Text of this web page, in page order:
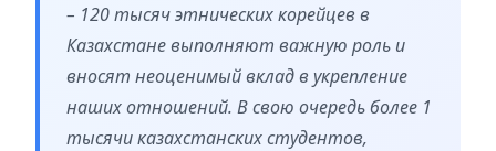
– 120 тысяч этнических корейцев в
Казахстане выполняют важную роль и
вносят неоценимый вклад в укрепление
наших отношений. В свою очередь более 1
тысячи казахстанских студентов,